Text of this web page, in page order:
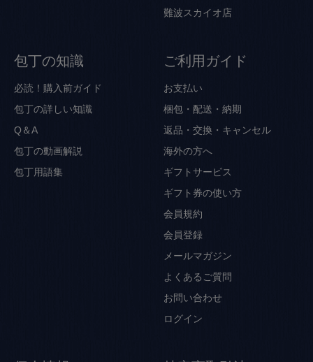
難波スカイオ店
包丁の知識
必読！購入前ガイド
包丁の詳しい知識
Q＆A
包丁の動画解説
包丁用語集
ご利用ガイド
お支払い
梱包・配送・納期
返品・交換・キャンセル
海外の方へ
ギフトサービス
ギフト券の使い方
会員規約
会員登録
メールマガジン
よくあるご質問
お問い合わせ
ログイン